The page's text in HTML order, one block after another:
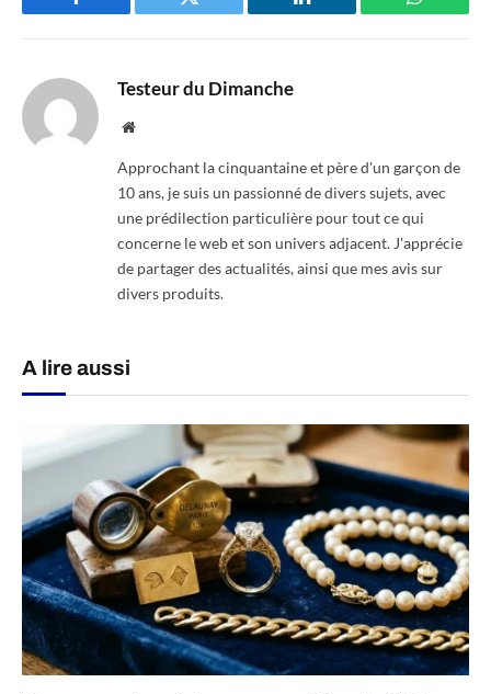
Facebook Twitter LinkedIn
Testeur du Dimanche
Website
Approchant la cinquantaine et père d'un garçon de
10 ans, je suis un passionné de divers sujets, avec
une prédilection particulière pour tout ce qui
concerne le web et son univers adjacent. J'apprécie
de partager des actualités, ainsi que mes avis sur
divers produits.
A lire aussi